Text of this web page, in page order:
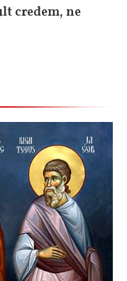
credem, ne